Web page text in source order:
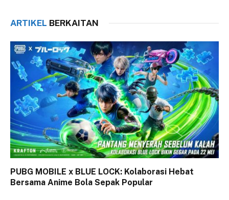
ARTIKEL BERKAITAN
PUBG MOBILE x BLUE LOCK: Kolaborasi Hebat
Bersama Anime Bola Sepak Popular